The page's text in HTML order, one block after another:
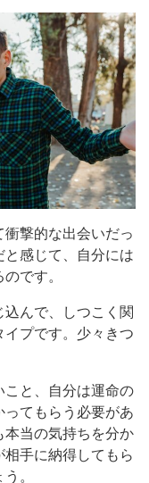
撃的な出会いだっ
感じて、自分には
です。
んで、しつこく関
プです。少々きつ
こと、自分は運命の
てもらう必要があ
本当の気持ちを分か
手に納得してもら
。